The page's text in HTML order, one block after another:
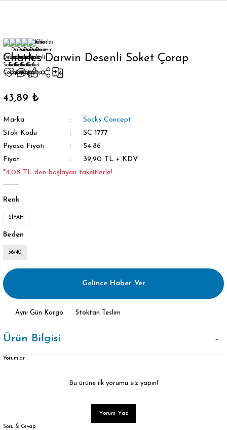
Charles Darwin Desenli Soket Çorap
43,89 ₺
Marka
Socks Concept
Stok Kodu
SC-1777
Piyasa Fiyatı
54.86
Fiyat
39,90 TL + KDV
*4,08 TL den başlayan taksitlerle!
Renk
SİYAH
Beden
36/40
Gelince Haber Ver
Aynı Gün Kargo Stoktan Teslim
Ürün Bilgisi
Yorumlar
Bu ürüne ilk yorumu siz yapın!
Yorum Yaz
Soru & Cevap